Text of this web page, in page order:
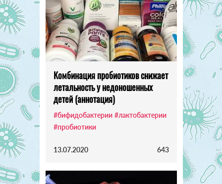
Комбинация пробиотиков снижает
летальность у недоношенных
детей (аннотация)
#бифидобактерии #лактобактерии
#пробиотики
13.07.2020 643